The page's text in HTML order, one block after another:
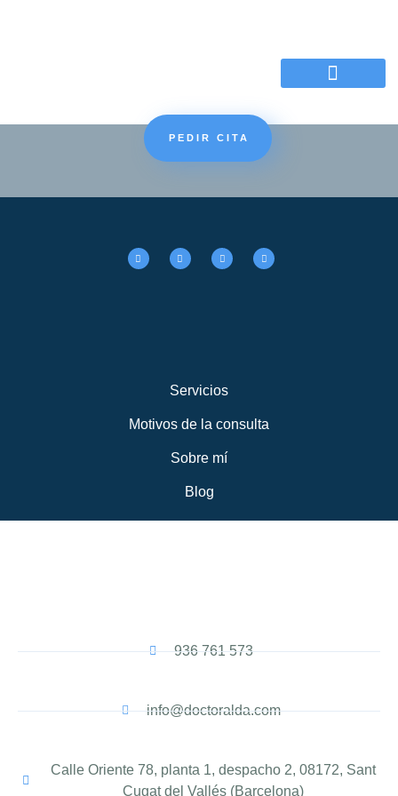
PEDIR CITA
Servicios
Motivos de la consulta
Sobre mí
Blog
936 761 573
info@doctoralda.com
Calle Oriente 78, planta 1, despacho 2, 08172, Sant
Cugat del Vallés (Barcelona)